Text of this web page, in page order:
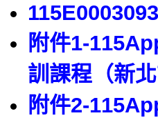
115E0003093
附件1-
訓課程（新
附件2-